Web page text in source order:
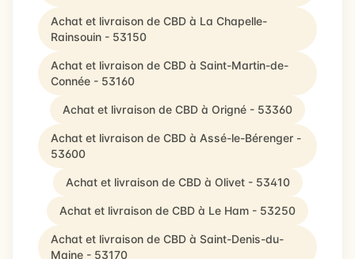
Achat et livraison de CBD à La Chapelle-
Rainsouin - 53150
Achat et livraison de CBD à Saint-Martin-de-
Connée - 53160
Achat et livraison de CBD à Origné - 53360
Achat et livraison de CBD à Assé-le-Bérenger -
53600
Achat et livraison de CBD à Olivet - 53410
Achat et livraison de CBD à Le Ham - 53250
Achat et livraison de CBD à Saint-Denis-du-
Maine - 53170